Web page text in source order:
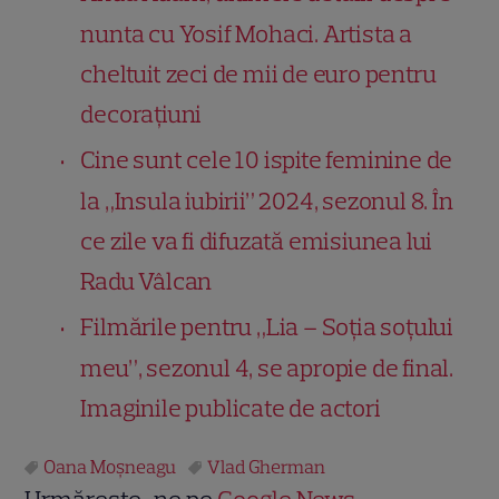
nunta cu Yosif Mohaci. Artista a
cheltuit zeci de mii de euro pentru
decorațiuni
Cine sunt cele 10 ispite feminine de
la „Insula iubirii” 2024, sezonul 8. În
ce zile va fi difuzată emisiunea lui
Radu Vâlcan
Filmările pentru „Lia – Soţia soţului
meu”, sezonul 4, se apropie de final.
Imaginile publicate de actori
Oana Moșneagu Vlad Gherman